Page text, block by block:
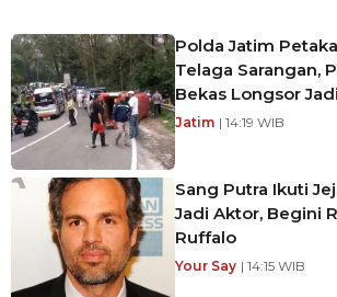
Polda Jatim
Telaga Sarangan,
Bekas Longsor
Jatim | 14:19 WIB
Sang Putra Ikuti
Jadi Aktor, Begini
Ruffalo
Your Say | 14:15 WIB